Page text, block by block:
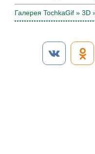
Галерея TochkaGif » 3D